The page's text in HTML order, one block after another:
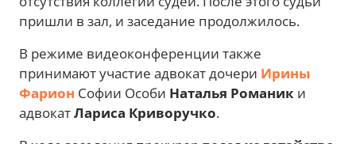
пришли в зал, и заседание продолжилось.
В режиме видеоконференции также
принимают участие адвокат дочери Ирины
Фарион Софии Особи Наталья Романик и
адвокатЛариса Криворучко.